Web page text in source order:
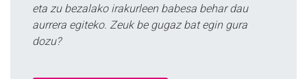
eta zu bezalako irakurleen babesa behar dau
aurrera egiteko. Zeuk be gugaz bat egin gura
dozu?